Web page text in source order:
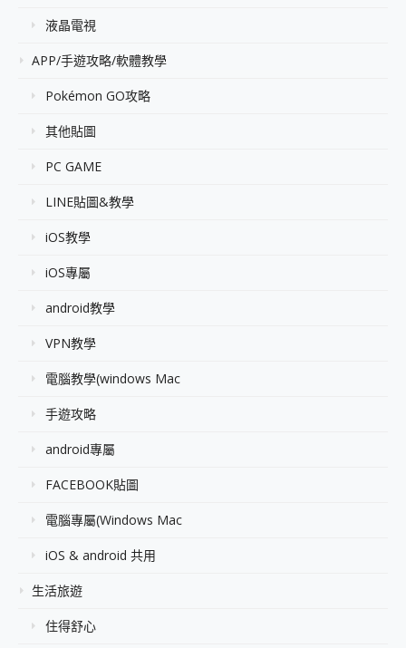
液晶電視
APP/手遊攻略/軟體教學
Pokémon GO攻略
其他貼圖
PC GAME
LINE貼圖&教學
iOS教學
iOS專屬
android教學
VPN教學
電腦教學(windows Mac
手遊攻略
android專屬
FACEBOOK貼圖
電腦專屬(Windows Mac
iOS & android 共用
生活旅遊
住得舒心